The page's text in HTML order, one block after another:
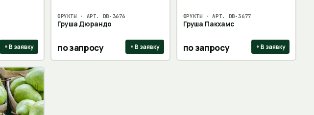
+ В заявку
ФРУКТЫ · АРТ. DB-3676
Груша Дюрандо
по запросу + В заявку
ФРУКТЫ · АРТ. DB-3677
Груша Пакхамс
по запросу + В заявку